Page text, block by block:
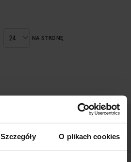
Szczegóły O plikach cookies
NA STRONĘ